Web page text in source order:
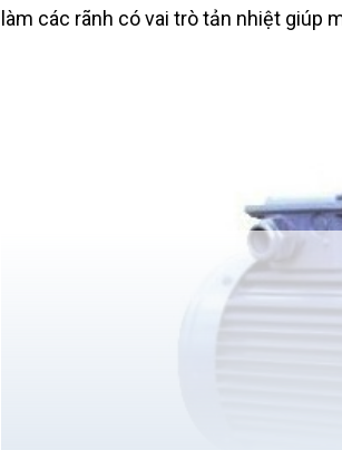
làm các rãnh có vai trò tản nhiệt giúp